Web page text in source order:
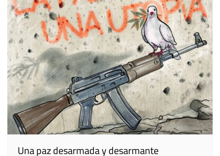
Una paz desarmada y desarmante